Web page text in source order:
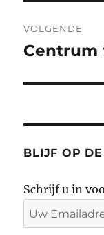
VOLGENDE
Volgend
Centrum
BLIJF OP DE
Schrijf u in